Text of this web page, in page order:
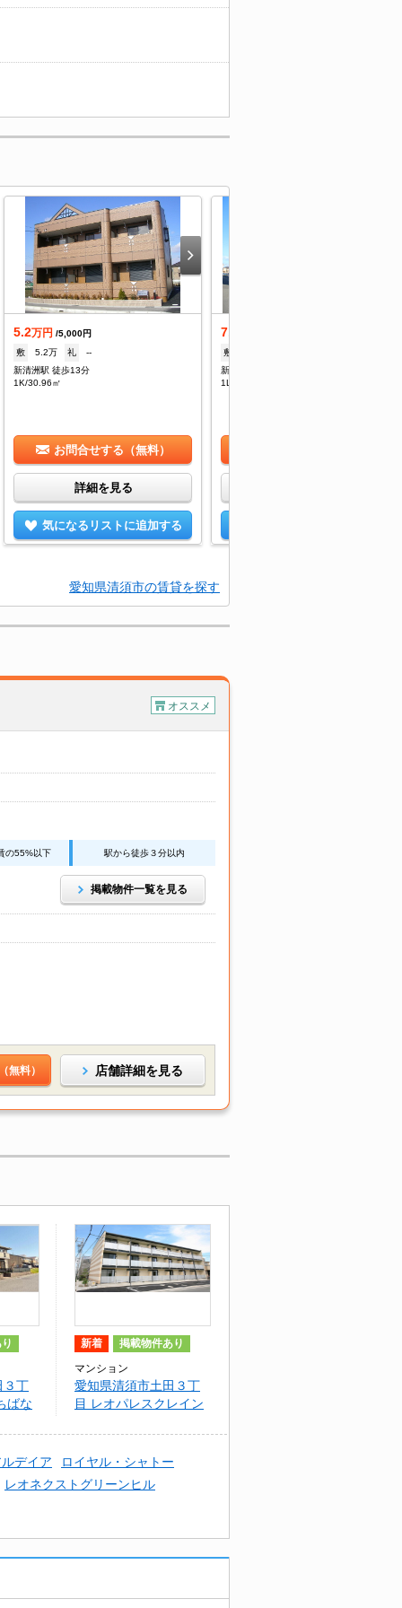
5.2万円 /5,000円
敷
5.2万 礼
--
新清洲駅 徒歩13分
1K/30.96㎡
お問合せする（無料）
詳細を見る
気になるリストに追加する
7.6
敷
新清洲駅 徒歩8分
1LDK/47.63㎡
愛知県清須市の賃貸を探す
オススメ
の55%以下 駅から徒歩３分以内
掲載物件一覧を見る
無料） 店舗詳細を見る
３丁
ばな
新着 掲載物件あり
マンション
愛知県清須市土田３丁
目 レオパレスクレイン
デイア
ロイヤル・シャトー
レオネクストグリーンヒル